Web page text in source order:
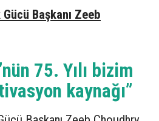
Başkanı Zeeb
75. Yılı bizim
kaynağı”